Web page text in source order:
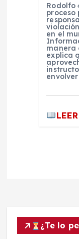
Rodolfo
proceso
en el
manera
explica
¿Te lo